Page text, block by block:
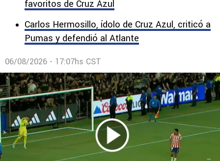
de la Leagues Cup.
DJ Shei reveló quiénes son sus tres jugadores
favoritos de Cruz Azul
Carlos Hermosillo, ídolo de Cruz Azul, criticó a
Pumas y defendió al Atlante
06/08/2026 - 17:07hs CST